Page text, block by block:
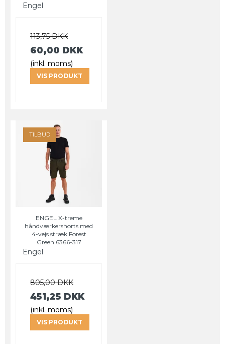
Engel
113,75 DKK
60,00 DKK
(inkl. moms)
VIS PRODUKT
TILBUD
ENGEL X-treme
håndværkershorts med
4-vejs stræk Forest
Green 6366-317
Engel
805,00 DKK
451,25 DKK
(inkl. moms)
VIS PRODUKT